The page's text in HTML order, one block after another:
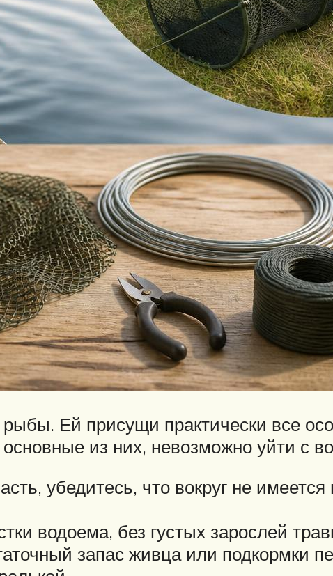
Ей присущи практически все
из них, невозможно уйти с
убедитесь, что вокруг не
водоема, без густых зарослей
запас живца или подкормки